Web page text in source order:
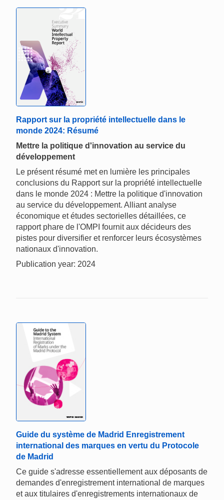
Rapport sur la propriété intellectuelle dans le
monde 2024: Résumé
Mettre la politique d'innovation au service du
développement
Le présent résumé met en lumière les principales
conclusions du Rapport sur la propriété intellectuelle
dans le monde 2024 : Mettre la politique d'innovation
au service du développement. Alliant analyse
économique et études sectorielles détaillées, ce
rapport phare de l'OMPI fournit aux décideurs des
pistes pour diversifier et renforcer leurs écosystèmes
nationaux d'innovation.
Publication year: 2024
Guide du système de Madrid Enregistrement
international des marques en vertu du Protocole
de Madrid
Ce guide s'adresse essentiellement aux déposants de
demandes d'enregistrement international de marques
et aux titulaires d'enregistrements internationaux de